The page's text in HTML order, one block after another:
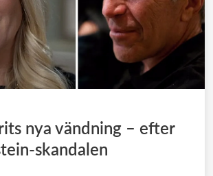
nya vändning – efter
skandalen